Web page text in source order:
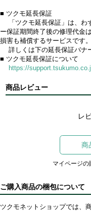
■ ツクモ延長保証
「ツクモ延長保証」は、わ
ー保証期間終了後の修理代金
損害も補償するサービスです。
詳しくは下の延長保証バナ
■ ツクモ延長保証について
https://
商品レビュー
レ
商
マイページ
ご購入商品の梱包について
ツクモネットショップでは、